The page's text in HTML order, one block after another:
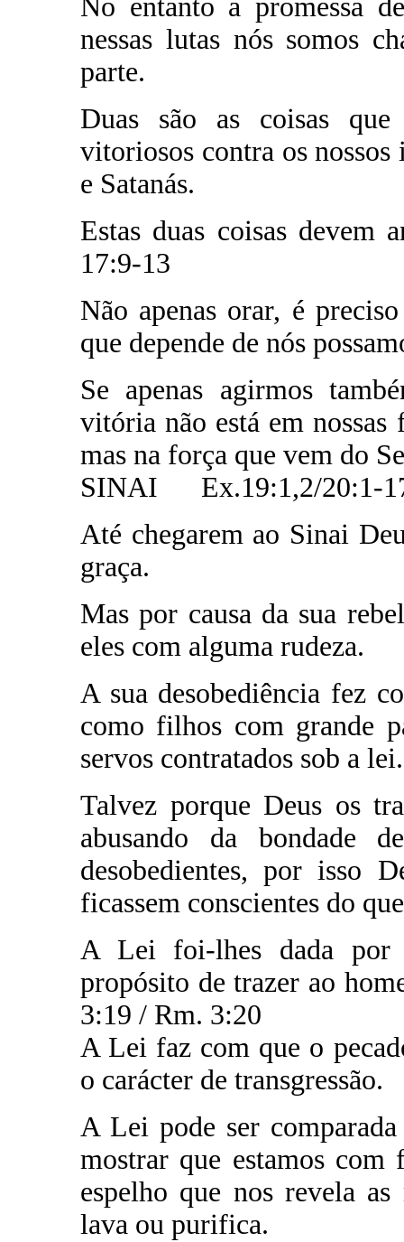
No entanto a promessa
nessas lutas nós somos
parte.
Duas são as coisas
vitoriosos contra os
e Satanás.
Estas duas coisas devem
17:9-13
Não apenas orar, é
que depende de nós
Se apenas agirmos
vitória não está em nossas
mas na força que vem do
SINAI Ex.19:1,2/20:1-
Até chegarem ao Sinai
graça.
Mas por causa da sua
eles com alguma rudeza.
A sua desobediência fez
como filhos com grande
servos contratados sob a lei.
Talvez porque Deus os
abusando da bondade
desobedientes, por isso
ficassem conscientes do
A Lei foi-lhes dada por
propósito de trazer ao
3:19 / Rm. 3:20
A Lei faz com que o
o carácter de transgressão.
A Lei pode ser
mostrar que estamos
espelho que nos revela
lava ou purifica.